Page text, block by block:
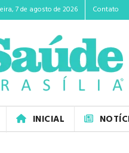
7 de agosto de 2026 Contato
INICIAL